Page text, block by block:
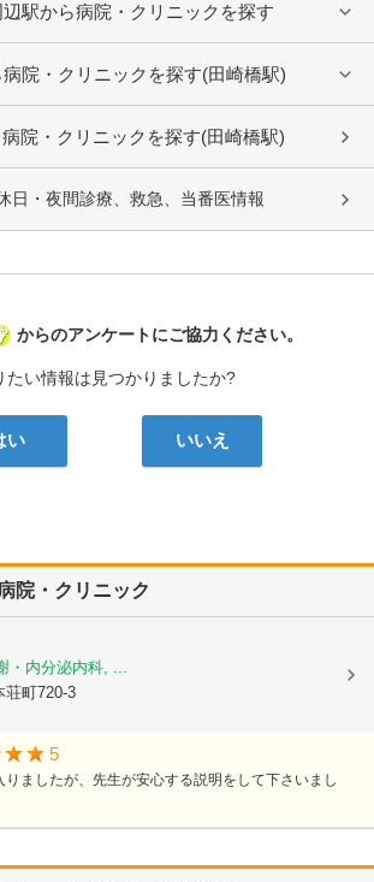
駅から病院・クリニックを探す
院・クリニックを探す(田崎橋駅)
院・クリニックを探す(田崎橋駅)
日・夜間診療、救急、当番医情報
病院なび
からのアンケートにご協力ください。
たい情報は見つかりましたか?
い いいえ
院・クリニック
・内分泌内科, ...
荘町720-3
5
ましたが、先生が安心する説明をして下さいまし